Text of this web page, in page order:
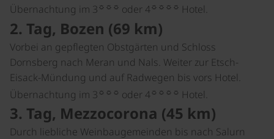
Übernachtung im 3☼☼☼ oder 4☼☼☼☼ Hotel.
2. Tag, Bozen (69 km)
Vorbei an gepflegten Obstgärten und Schloss
Dornsberg nach Meran und Nals. Weiter zur Etsch-
Eisack-Mündung und auf Radwegen bis vors Hotel.
Übernachtung im 3☼☼☼ oder 4☼☼☼☼ Hotel.
3. Tag, Mezzocorona (45 km)
Durch liebliche Weinbaugemeinden bis nach Salurn